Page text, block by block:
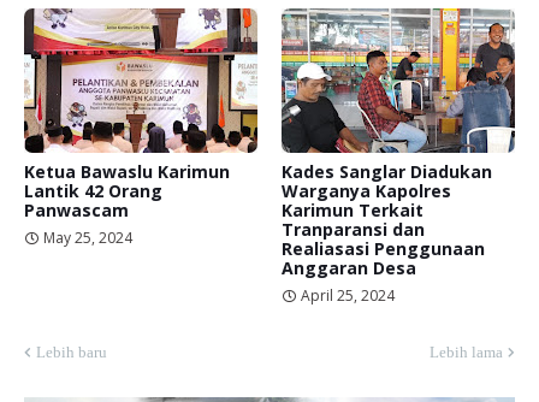
Ketua Bawaslu Karimun
Lantik 42 Orang
Panwascam
May 25, 2024
Kades Sanglar Diadukan
Warganya Kapolres
Karimun Terkait
Tranparansi dan
Realiasasi Penggunaan
Anggaran Desa
April 25, 2024
Lebih baru Lebih lama